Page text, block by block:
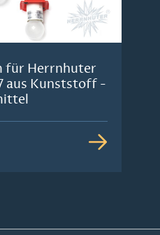
für Herrnhuter
aus Kunststoff -